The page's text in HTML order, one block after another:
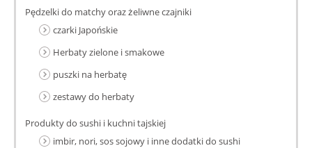
Pędzelki do matchy oraz żeliwne czajniki
czarki Japońskie
Herbaty zielone i smakowe
puszki na herbatę
zestawy do herbaty
Produkty do sushi i kuchni tajskiej
imbir, nori, sos sojowy i inne dodatki do sushi